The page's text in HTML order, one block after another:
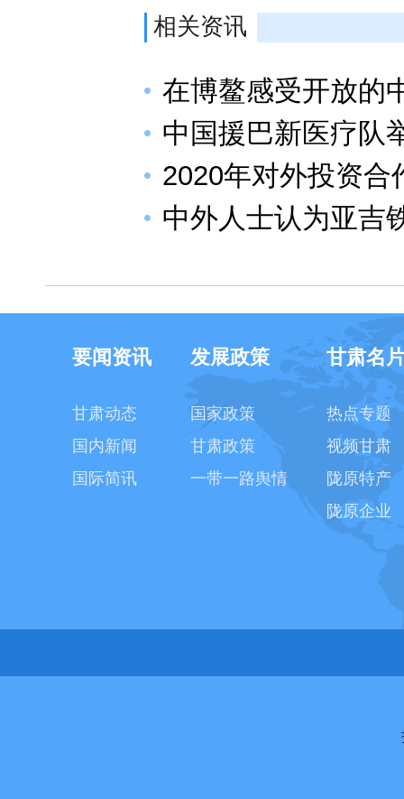
相关资讯
在博鳌感受开放的
中国援巴新医疗队
2020年对外投资合
中外人士认为亚吉
要闻资讯
甘肃动态
国内新闻
国际简讯
发展政策
国家政策
甘肃政策
一带一路舆情
甘肃名
热点专题
视频甘肃
陇原特产
陇原企业